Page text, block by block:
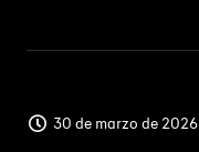
30 de marzo de 2026